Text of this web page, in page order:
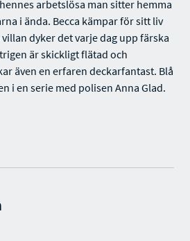
arbetslösa man sitter hemma
i ända. Becca kämpar för sitt liv
dyker det varje dag upp färska
är skickligt flätad och
även en erfaren deckarfantast. Blå
i en serie med polisen Anna Glad.